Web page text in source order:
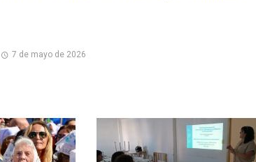
7 de mayo de 2026